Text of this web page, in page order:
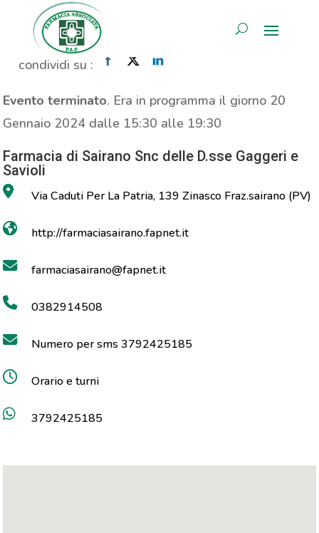
AREA RISERVATA
Consulenza Nutrizionale
Home» Evento» Consulenza Nutrizionale
condividi su :
Evento terminato. Era in programma il giorno 20
Gennaio 2024 dalle 15:30 alle 19:30
Farmacia di Sairano Snc delle D.sse Gaggeri e
Savioli
Via Caduti Per La Patria, 139 Zinasco Fraz.sairano (PV)
http://farmaciasairano.fapnet.it
farmaciasairano@fapnet.it
0382914508
Numero per sms 3792425185
Orario e turni
3792425185